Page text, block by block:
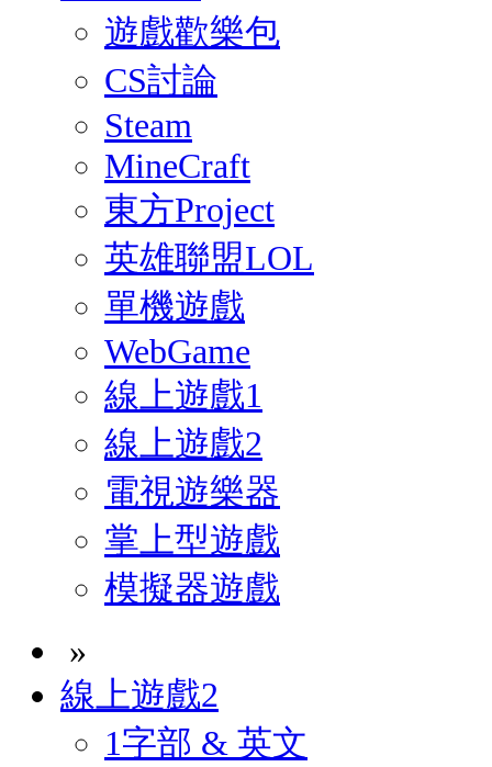
遊戲歡樂包
CS討論
Steam
MineCraft
東方Project
英雄聯盟LOL
單機遊戲
WebGame
線上遊戲1
線上遊戲2
電視遊樂器
掌上型遊戲
模擬器遊戲
»
線上遊戲2
1字部 & 英文